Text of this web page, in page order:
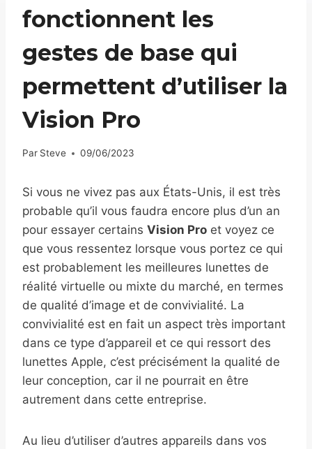
fonctionnent les
gestes de base qui
permettent d’utiliser la
Vision Pro
Par Steve 09/06/2023
Si vous ne vivez pas aux États-Unis, il est très
probable qu’il vous faudra encore plus d’un an
pour essayer certains Vision Pro et voyez ce
que vous ressentez lorsque vous portez ce qui
est probablement les meilleures lunettes de
réalité virtuelle ou mixte du marché, en termes
de qualité d’image et de convivialité. La
convivialité est en fait un aspect très important
dans ce type d’appareil et ce qui ressort des
lunettes Apple, c’est précisément la qualité de
leur conception, car il ne pourrait en être
autrement dans cette entreprise.
Au lieu d’utiliser d’autres appareils dans vos